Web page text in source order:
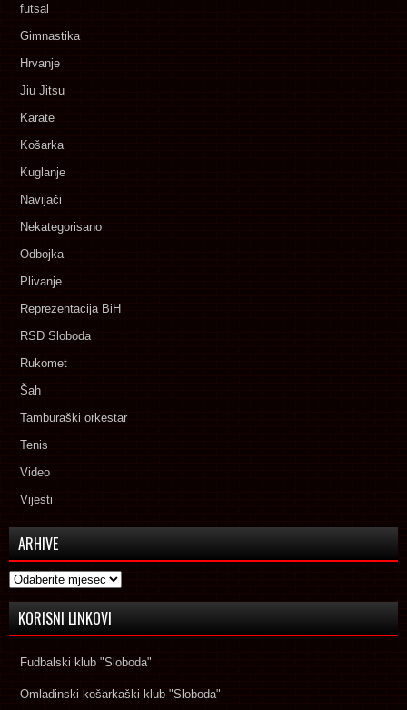
futsal
Gimnastika
Hrvanje
Jiu Jitsu
Karate
Košarka
Kuglanje
Navijači
Nekategorisano
Odbojka
Plivanje
Reprezentacija BiH
RSD Sloboda
Rukomet
Šah
Tamburaški orkestar
Tenis
Video
Vijesti
ARHIVE
Arhive
KORISNI LINKOVI
Fudbalski klub "Sloboda"
Omladinski košarkaški klub "Sloboda"